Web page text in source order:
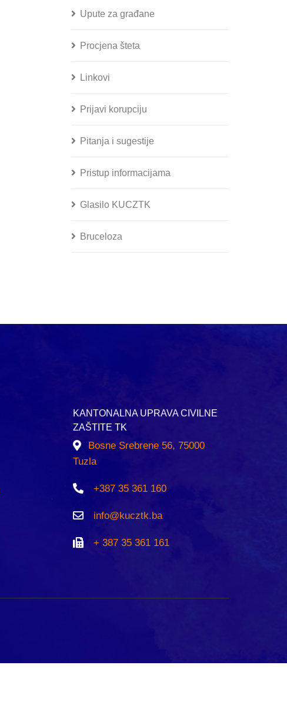
Upute za građane
Procjena šteta
Linkovi
Prijavi korupciju
Pitanja i sugestije
Pristup informacijama
Glasilo KUCZTK
Bruceloza
KANTONALNA UPRAVA CIVILNE
ZAŠTITE TK
Bosne Srebrene 56, 75000
Tuzla
+387 35 361 160
info@kucztk.ba
+ 387 35 361 161